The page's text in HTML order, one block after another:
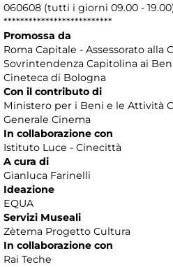
060608 (tutti i giorni 09.00 -
**************************
Promossa da
Roma Capitale - Assessorato alla
Sovrintendenza Capitolina ai
Cineteca di Bologna
Con il contributo di
Ministero per i Beni e le Attività
Generale Cinema
In collaborazione con
Istituto Luce - Cinecittà
A cura di
Gianluca Farinelli
Ideazione
EQUA
Servizi Museali
Zètema Progetto Cultura
In collaborazione con
Rai Teche